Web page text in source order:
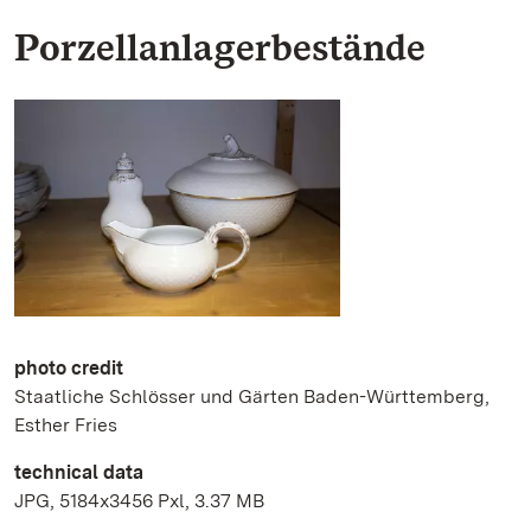
Porzellanlagerbestände
photo credit
Staatliche Schlösser und Gärten Baden-Württemberg,
Esther Fries
technical data
JPG, 5184x3456 Pxl, 3.37 MB